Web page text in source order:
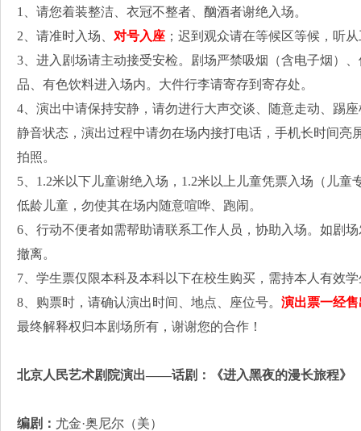
1、请您着装整洁、衣冠不整者、酗酒者谢绝入场。
2、请准时入场、 对号入座 ；迟到观众请在等候区等候，听
3、进入剧场请主动接受安检。剧场严禁吸烟（含电子烟）
品、有色饮料进入场内。大件行李请寄存到寄存处。
4、演出中请保持安静，请勿进行大声交谈、随意走动、踢
静音状态，演出过程中请勿在场内接打电话，手机长时间亮
拍照。
5、1.2米以下儿童谢绝入场，1.2米以上儿童凭票入场（儿
低龄儿童，勿使其在场内随意喧哗、跑闹。
6、行动不便者如需帮助请联系工作人员，协助入场。如剧
撤离。
7、学生票仅限本科及本科以下在校生购买，需持本人有效
8、购票时，请确认演出时间、地点、座位号。 演出票一经
最终解释权归本剧场所有，谢谢您的合作！
北京人民艺术剧院演出——话剧：《进入黑夜的漫长旅程》
编剧： 尤金·奥尼尔（美）